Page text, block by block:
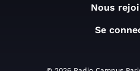
Nous
Se